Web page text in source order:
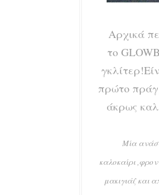
Αρχικά
το
πρώτο
άκρως
Μία
καλοκαίρι
μακιγιάζ και